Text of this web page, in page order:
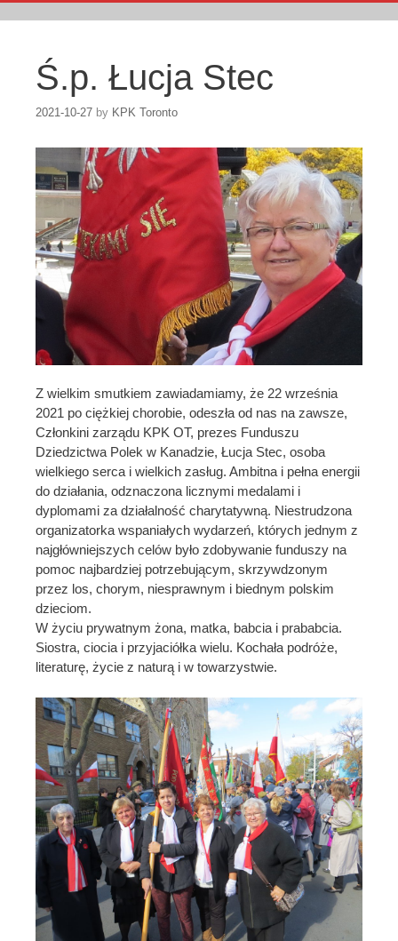
Ś.p. Łucja Stec
2021-10-27 by KPK Toronto
Z wielkim smutkiem zawiadamiamy, że 22 września
2021 po ciężkiej chorobie, odeszła od nas na zawsze,
Członkini zarządu KPK OT, prezes Funduszu
Dziedzictwa Polek w Kanadzie, Łucja Stec, osoba
wielkiego serca i wielkich zasług. Ambitna i pełna energii
do działania, odznaczona licznymi medalami i
dyplomami za działalność charytatywną. Niestrudzona
organizatorka wspaniałych wydarzeń, których jednym z
najgłówniejszych celów było zdobywanie funduszy na
pomoc najbardziej potrzebującym, skrzywdzonym
przez los, chorym, niesprawnym i biednym polskim
dzieciom.
W życiu prywatnym żona, matka, babcia i prababcia.
Siostra, ciocia i przyjaciółka wielu. Kochała podróże,
literaturę, życie z naturą i w towarzystwie.